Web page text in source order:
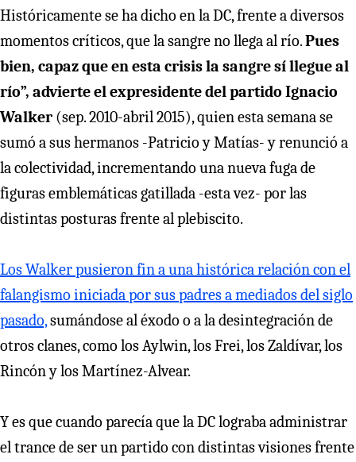
Históricamente se ha dicho en la DC, frente a diversos
momentos críticos, que la sangre no llega al río.Pues
bien, capaz que en esta crisis la sangre sí llegue al
río”, advierte el expresidente del partido Ignacio
Walker (sep. 2010-abril 2015), quien esta semana se
sumó a sus hermanos -Patricio y Matías- y renunció a
la colectividad, incrementando una nueva fuga de
figuras emblemáticas gatillada -esta vez- por las
distintas posturas frente al plebiscito.
Los Walker pusieron fin a una histórica relación con el
falangismo iniciada por sus padres a mediados del siglo
pasado,sumándose al éxodo o a la desintegración de
otros clanes, como los Aylwin, los Frei, los Zaldívar, los
Rincón y los Martínez-Alvear.
Y es que cuando parecía que la DC lograba administrar
el trance de ser un partido con distintas visiones frente